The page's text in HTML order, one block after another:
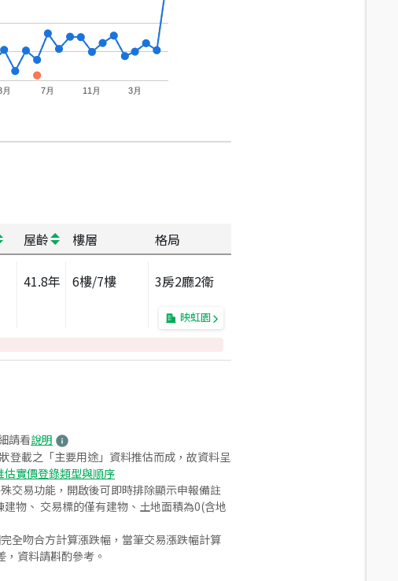
月 7月 11月 3月
屋齡 樓層 格局
41.8年 6樓/7樓 3房2廳2衛
映虹園
請看說明
登載之「主要用途」資料推估而成，故資料呈
估實價登錄類型與順序
交易功能，開啟後可即時排除顯示申報備註
物、 交易標的僅有建物、土地面積為0(含地
全吻合方計算漲跌幅，當筆交易漲跌幅計算
資料請斟酌參考。